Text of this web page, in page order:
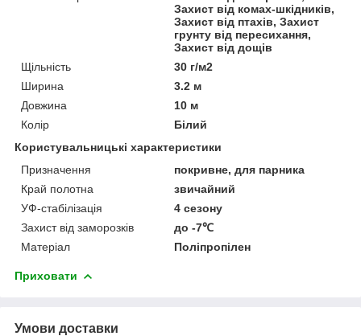
Захист від комах-шкідників,
Захист від птахів, Захист
грунту від пересихання,
Захист від дощів
Щільність
30 г/м2
Ширина
3.2 м
Довжина
10 м
Колір
Білий
Користувальницькі характеристики
Призначення
покривне, для парника
Край полотна
звичайний
УФ-стабілізація
4 сезону
Захист від заморозків
до -7℃
Матеріал
Поліпропілен
Приховати
Умови доставки